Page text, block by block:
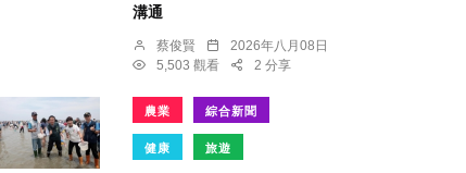
溝通
蔡俊賢
2026年八月08日
5,503 觀看
2 分享
農業 綜合新聞
健康 旅遊